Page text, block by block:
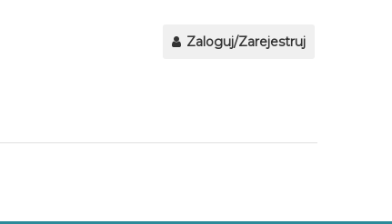
Zaloguj/Zarejestruj